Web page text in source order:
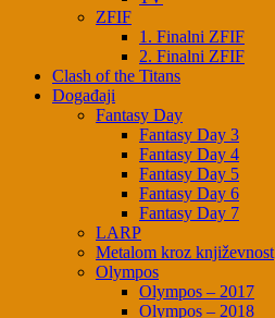
ZFIF
1. Finalni ZFIF
2. Finalni ZFIF
Clash of the Titans
Događaji
Fantasy Day
Fantasy Day 3
Fantasy Day 4
Fantasy Day 5
Fantasy Day 6
Fantasy Day 7
LARP
Metalom kroz književnost
Olympos
Olympos – 2017
Olympos – 2018